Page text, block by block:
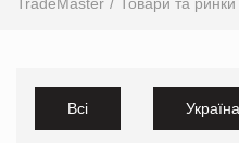
Всі Україна